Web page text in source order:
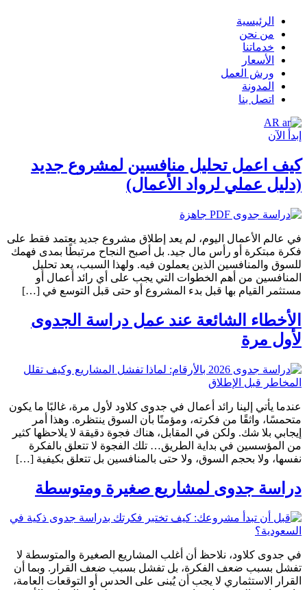
الرئيسية
من نحن
خدماتنا
الأسعار
ورش العمل
المدونة
اتصل بنا
AR
إبدأ الآن
كيف اعمل تحليل منافسين لمشروع جديد
(دليل عملي لرواد الأعمال)
في عالم الأعمال اليوم، لم يعد إطلاق مشروع جديد يعتمد فقط على
فكرة مبتكرة أو رأس مال جيد. بل أصبح النجاح مرتبطًا بمدى فهمك
للسوق والمنافسين الذين يعملون فيه. ولهذا السبب، يعد تحليل
المنافسين من أهم الخطوات التي يجب على أي رائد أعمال أو
مستثمر القيام بها قبل بدء المشروع أو حتى قبل التوسع في […]
الأخطاء الشائعة عند عمل دراسة الجدوى
لأول مرة
عندما يأتي إلينا رائد أعمال في جدوى كلاود لأول مرة، غالبًا ما يكون
متحمسًا، واثقًا من فكرته، ومؤمنًا بأن السوق ينتظره. وهذا أمر
إيجابي بلا شك. ولكن في المقابل، هناك فجوة دقيقة لا يلاحظها كثير
من المؤسسين في بداية الطريق… تلك الفجوة لا تتعلق بالفكرة
نفسها، ولا بحجم السوق، ولا حتى بالمنافسين بل تتعلق بكيفية […]
دراسة جدوى لمشاريع صغيرة ومتوسطة
في جدوى كلاود، نلاحظ أن أغلب المشاريع الصغيرة والمتوسطة لا
تفشل بسبب ضعف الفكرة، بل تفشل بسبب ضعف القرار. وبما أن
القرار الاستثماري لا يجب أن يُبنى على الحدس أو التوقعات العامة،